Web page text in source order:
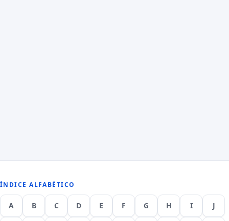
ÍNDICE ALFABÉTICO
A B C D E F G H I J